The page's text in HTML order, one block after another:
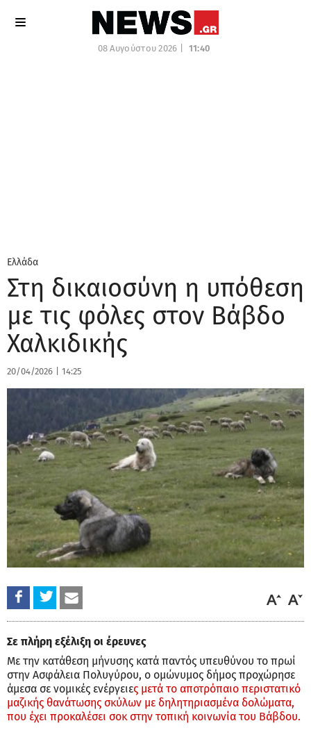
08 Αυγούστου 2026 | 11:40
Ελλάδα
Στη δικαιοσύνη η υπόθεση
με τις φόλες στον Βάβδο
Χαλκιδικής
20/04/2026 14:25
Σε πλήρη εξέλιξη οι έρευνες
Με την κατάθεση μήνυσης κατά παντός υπευθύνου το πρωί
στην Ασφάλεια Πολυγύρου, ο ομώνυμος δήμος προχώρησε
άμεσα σε νομικές ενέργειες μετά το αποτρόπαιο περιστατικό
μαζικής θανάτωσης σκύλων με δηλητηριασμένα δολώματα,
που έχει προκαλέσει σοκ στην τοπική κοινωνία του Βάβδου.